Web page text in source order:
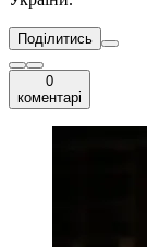
Поділитись
0
коментарі